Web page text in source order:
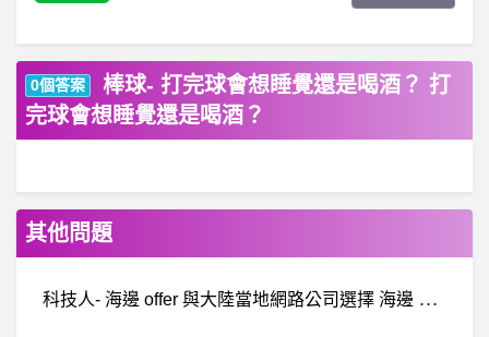
0個答案
棒球- 打完球會想睡覺還是喝酒？ 打
完球會想睡覺還是喝酒？
其他問題
科
技人- 海邊 offer 與大陸當地網路公司選擇 海邊 offer 與大陸當地網路公司選擇